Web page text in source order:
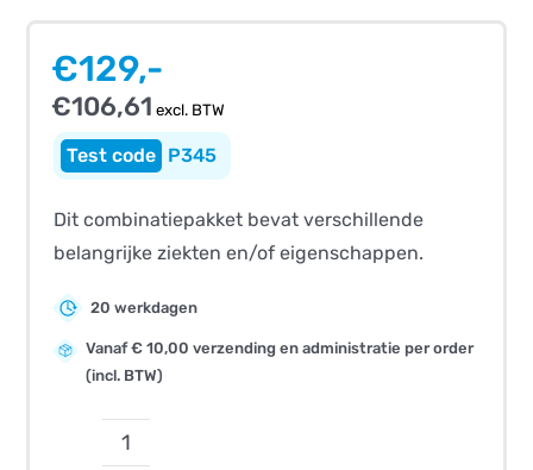
€129,-
€106,61 excl. BTW
P345
Dit combinatiepakket bevat verschillende
belangrijke ziekten en/of eigenschappen.
20 werkdagen
Vanaf € 10,00 verzending en administratie per order
(incl. BTW)
CombiBreed